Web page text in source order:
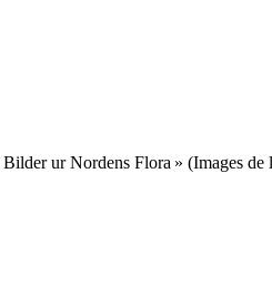
Bilder ur Nordens Flora » (Images